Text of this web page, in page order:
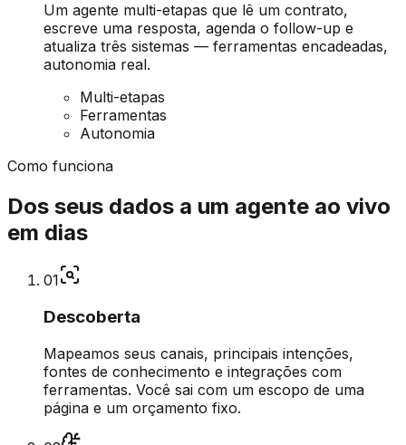
Um agente multi-etapas que lê um contrato,
escreve uma resposta, agenda o follow-up e
atualiza três sistemas — ferramentas encadeadas,
autonomia real.
Multi-etapas
Ferramentas
Autonomia
Como funciona
Dos seus dados a um agente ao vivo
em dias
01
Descoberta
Mapeamos seus canais, principais intenções,
fontes de conhecimento e integrações com
ferramentas. Você sai com um escopo de uma
página e um orçamento fixo.